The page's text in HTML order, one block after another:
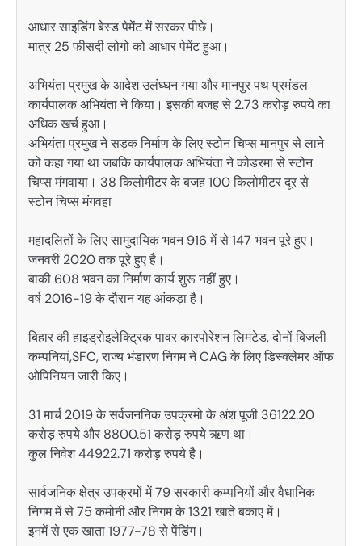
आधार साइडिंग बेस्ड पेमेंट में सरकर पीछे।
मात्र 25 फीसदी लोगो को आधार पेमेंट हुआ।
अभियंता प्रमुख के आदेश उलंघ्घन गया और मानपुर पथ प्रमंडल
कार्यपालक अभियंता ने किया। इसकी बजह से 2.73 करोड़ रुपये का
अधिक खर्च हुआ।
अभियंता प्रमुख ने सड़क निर्माण के लिए स्टोन चिप्स मानपुर से लाने
को कहा गया था जबकि कार्यपालक अभियंता ने कोडरमा से स्टोन
चिप्स मंगवाया। 38 किलोमीटर के बजह 100 किलोमीटर दूर से
स्टोन चिप्स मंगवहा
महादलितों के लिए सामुदायिक भवन 916 में से 147 भवन पूरे हुए।
जनवरी 2020 तक पूरे हुए है।
बाकी 608 भवन का निर्माण कार्य शुरू नहीं हुए।
वर्ष 2016-19 के दौरान यह आंकड़ा है।
बिहार की हाइड्रोइलेक्ट्रिक पावर कारपोरेशन लिमटेड, दोनों बिजली
कम्पनियां,SFC, राज्य भंडारण निगम ने CAG के लिए डिस्क्लेमर ऑफ
ओपिनियन जारी किए।
31 मार्च 2019 के सर्वजननिक उपक्रमो के अंश पूजी 36122.20
करोड़ रुपये और 8800.51 करोड़ रुपये ऋण था।
कुल निवेश 44922.71 करोड़ रुपये है।
सार्वजनिक क्षेत्र उपक्रमों में 79 सरकारी कम्पनियों और वैधानिक
निगम में से 75 कमोनी और निगम के 1321 खाते बकाए में।
इनमें से एक खाता 1977-78 से पेंडिंग।